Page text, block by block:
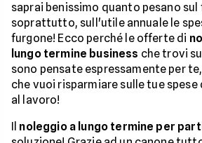
saprai benissimo quanto pesano
soprattutto, sull'utile annuale le
furgone! Ecco perché le offerte di
lungo termine business che trovi
sono pensate espressamente per
che vuoi risparmiare sulle tue
al lavoro!
Il noleggio a lungo termine per